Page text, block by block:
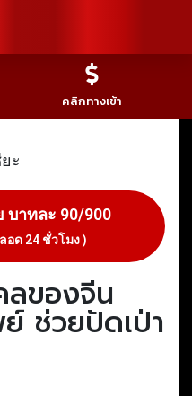
คลิกทางเข้า
บาทละ 90/900
อด 24 ชั่วโมง )
ลของจีน
ช่วยปัดเป่า